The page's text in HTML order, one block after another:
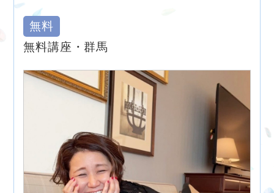
無料
無料講座・群馬